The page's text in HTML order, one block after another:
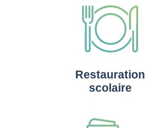
Restauration
scolaire